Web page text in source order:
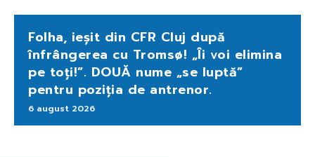
Folha, ieșit din CFR Cluj după
înfrângerea cu Tromsø! „Îi voi elimina
pe toți!”. DOUĂ nume „se luptă”
pentru poziția de antrenor.
6 august 2026